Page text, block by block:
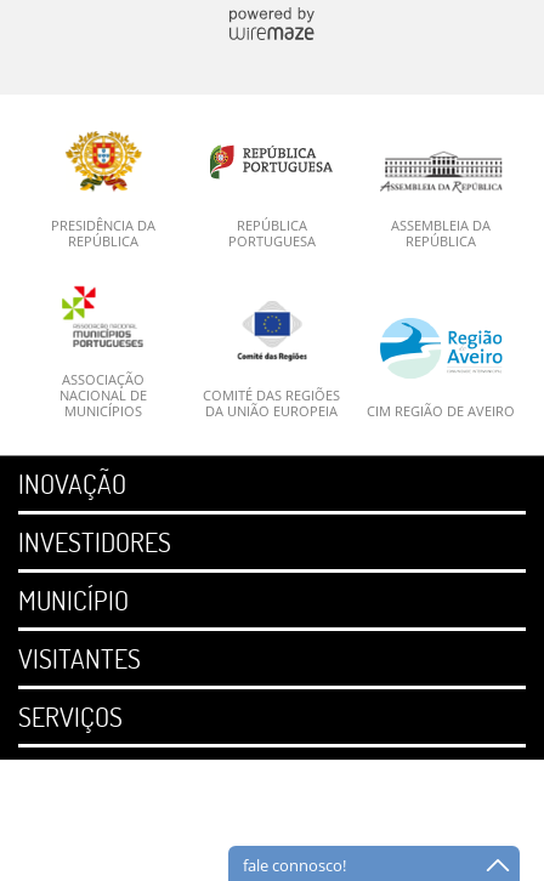
PRESIDÊNCIA DA
REPÚBLICA
REPÚBLICA
PORTUGUESA
ASSEMBLEIA DA
REPÚBLICA
ASSOCIAÇÃO
NACIONAL DE
MUNICÍPIOS
COMITÉ DAS REGIÕES
DA UNIÃO EUROPEIA
CIM REGIÃO DE AVEIRO
INOVAÇÃO
INVESTIDORES
MUNICÍPIO
VISITANTES
SERVIÇOS
fale connosco!